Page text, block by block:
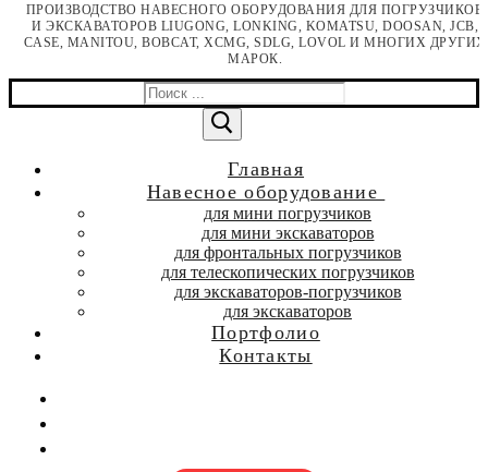
ПРОИЗВОДСТВО НАВЕСНОГО ОБОРУДОВАНИЯ ДЛЯ ПОГРУЗЧИКОВ
И ЭКСКАВАТОРОВ LIUGONG, LONKING, KOMATSU, DOOSAN, JCB,
CASE, MANITOU, BOBCAT, XCMG, SDLG, LOVOL И МНОГИХ ДРУГИХ
МАРОК.
Найти:
Главная
Навесное оборудование
для мини погрузчиков
для мини экскаваторов
для фронтальных погрузчиков
для телескопических погрузчиков
для экскаваторов-погрузчиков
для экскаваторов
Портфолио
Контакты